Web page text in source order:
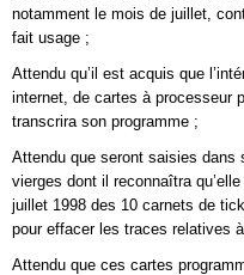
notamment le mois de juillet,
fait usage ;
Attendu qu’il est acquis que
internet, de cartes à processeur
transcrira son programme ;
Attendu que seront saisies
vierges dont il reconnaîtra
juillet 1998 des 10 carnets de
pour effacer les traces relatives
Attendu que ces cartes